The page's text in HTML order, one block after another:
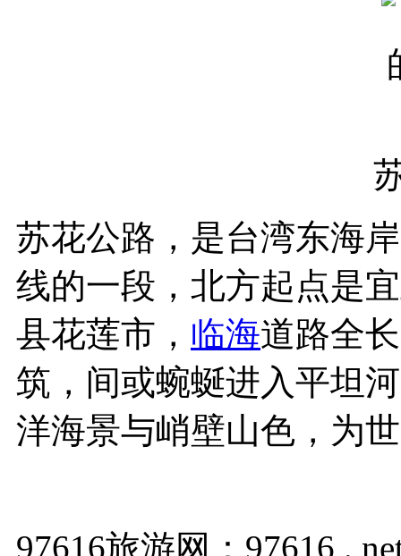
苏花公路，是台湾东海
线的一段，北方起点是
县花莲市， 临海道路全
筑，间或蜿蜒进入平坦
洋海景与峭壁山色，为
97616旅游网：97616 .